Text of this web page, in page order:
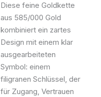
Diese feine Goldkette
aus 585/000 Gold
kombiniert ein zartes
Design mit einem klar
ausgearbeiteten
Symbol: einem
filigranen Schlüssel, der
für Zugang, Vertrauen